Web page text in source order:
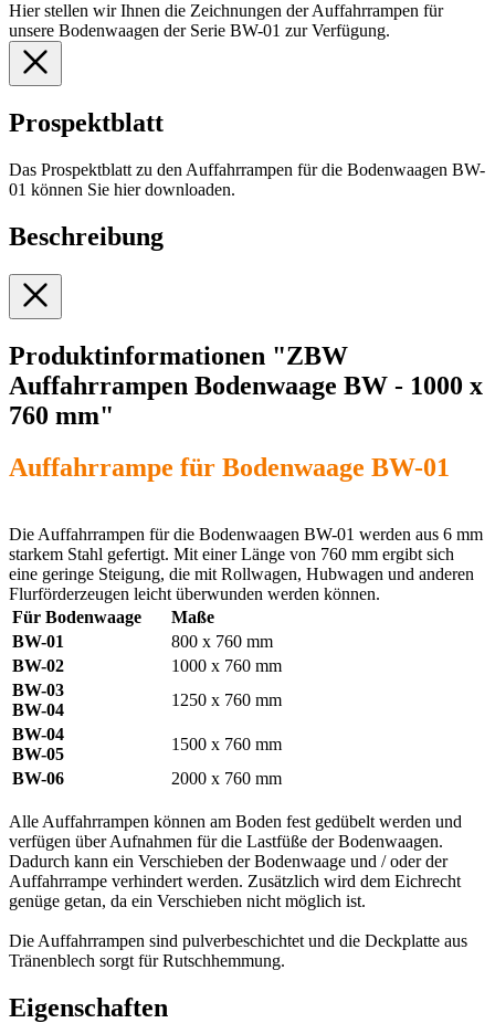
Hier stellen wir Ihnen die Zeichnungen der Auffahrrampen für
unsere Bodenwaagen der Serie BW-01 zur Verfügung.
Prospektblatt
Das Prospektblatt zu den Auffahrrampen für die Bodenwaagen BW-
01 können Sie hier downloaden.
Beschreibung
Produktinformationen "ZBW
Auffahrrampen Bodenwaage BW - 1000 x
760 mm"
Auffahrrampe für Bodenwaage BW-01
Die Auffahrrampen für die Bodenwaagen BW-01 werden aus 6 mm
starkem Stahl gefertigt. Mit einer Länge von 760 mm ergibt sich
eine geringe Steigung, die mit Rollwagen, Hubwagen und anderen
Flurförderzeugen leicht überwunden werden können.
Für Bodenwaage
Maße
BW-01
800 x 760 mm
BW-02
1000 x 760 mm
BW-03
BW-04
1250 x 760 mm
BW-04
BW-05
1500 x 760 mm
BW-06
2000 x 760 mm
Alle Auffahrrampen können am Boden fest gedübelt werden und
verfügen über Aufnahmen für die Lastfüße der Bodenwaagen.
Dadurch kann ein Verschieben der Bodenwaage und / oder der
Auffahrrampe verhindert werden. Zusätzlich wird dem Eichrecht
genüge getan, da ein Verschieben nicht möglich ist.
Die Auffahrrampen sind pulverbeschichtet und die Deckplatte aus
Tränenblech sorgt für Rutschhemmung.
Eigenschaften